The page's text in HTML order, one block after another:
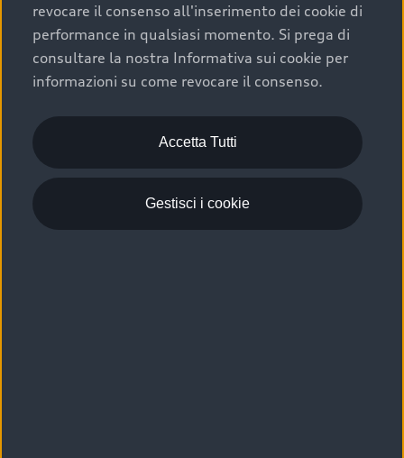
Acquistare un’auto usata in una Concessionaria ufficiale
Audi che offre l’usato garantito tramite Audi Prima
Scelta :plus, significa affidarsi ad un prodotto che viene
sottoposto a 110 controlli approfonditi e coperto da
garanzia fino a 4 anni per una maggiore tutela del tuo
acquisto.
revocare il consenso all'inserimento dei cookie di
performance in qualsiasi momento. Si prega di
consultare la nostra Informativa sui cookie per
informazioni su come revocare il consenso.
Accetta Tutti
Gestisci i cookie